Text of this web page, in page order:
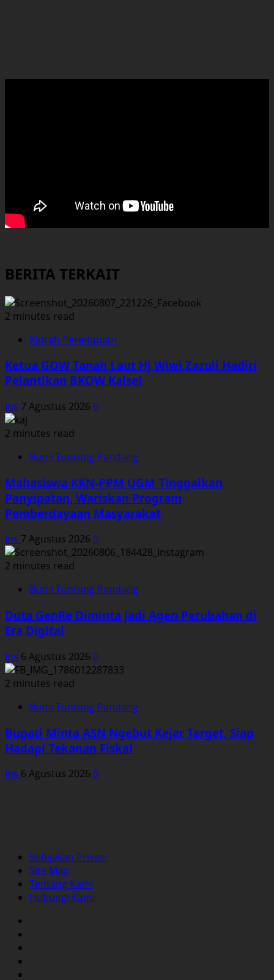
BERITA TERKAIT
2 minutes read
Kiprah Perempuan
Ketua GOW Tanah Laut Hj Wiwi Zazuli Hadiri
Pelantikan BKOW Kalsel
Ins 7 Agustus 2026 0
2 minutes read
Bumi Tuntung Pandang
Mahasiswa KKN-PPM UGM Tinggalkan
Panyipatan, Wariskan Program
Pemberdayaan Masyarakat
Ins 7 Agustus 2026 0
2 minutes read
Bumi Tuntung Pandang
Duta GenRe Diminta Jadi Agen Perubahan di
Era Digital
Ins 6 Agustus 2026 0
2 minutes read
Bumi Tuntung Pandang
Bupati Minta ASN Ngebut Kejar Target, Siap
Hadapi Tekanan Fiskal
Ins 6 Agustus 2026 0
Kebijakan Privasi
Site Map
Tentang Kami
Hubungi Kami